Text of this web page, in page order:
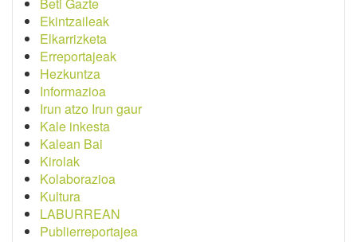
Beti Gazte
Ekintzaileak
Elkarrizketa
Erreportajeak
Hezkuntza
Informazioa
Irun atzo Irun gaur
Kale inkesta
Kalean Bai
Kirolak
Kolaborazioa
Kultura
LABURREAN
Publierreportajea